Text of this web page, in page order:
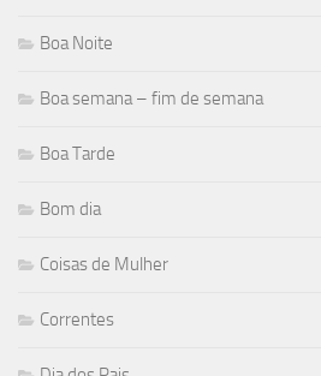
Boa Noite
Boa semana – fim de semana
Boa Tarde
Bom dia
Coisas de Mulher
Correntes